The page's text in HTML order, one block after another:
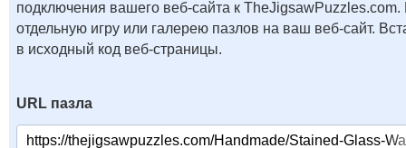
подключения вашего веб-сайта к
отдельную игру или галерею пазлов на ваш веб-сайт.
в исходный код веб-страницы.
URL пазла